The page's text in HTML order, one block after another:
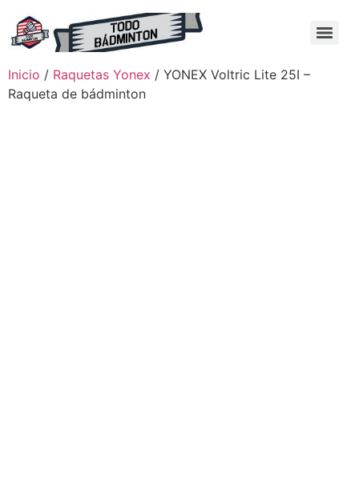
Inicio / Raquetas Yonex / YONEX Voltric Lite 25I –
Raqueta de bádminton